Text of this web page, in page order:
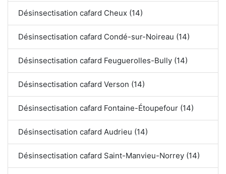
Désinsectisation cafard Cheux (14)
Désinsectisation cafard Condé-sur-Noireau (14)
Désinsectisation cafard Feuguerolles-Bully (14)
Désinsectisation cafard Verson (14)
Désinsectisation cafard Fontaine-Étoupefour (14)
Désinsectisation cafard Audrieu (14)
Désinsectisation cafard Saint-Manvieu-Norrey (14)